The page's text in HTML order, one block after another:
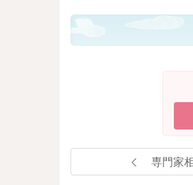
専門家